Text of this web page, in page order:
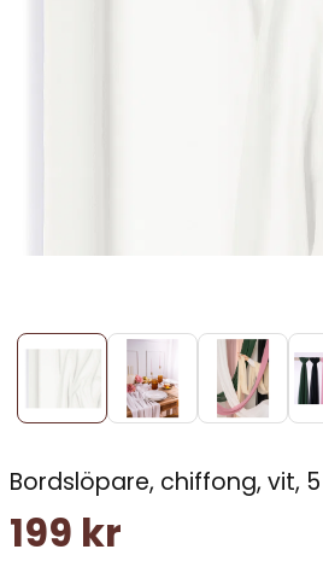
Bordslöpare, chiffong, vit,
199 kr